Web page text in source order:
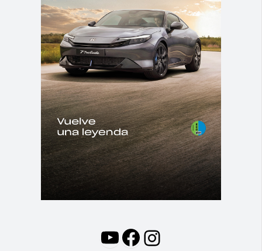
YouTube
Facebook
Instagram